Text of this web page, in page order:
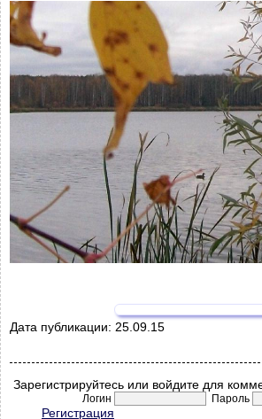
Дата публикации: 25.09.15
Зарегистрируйтесь или войдите для
Логин Пароль
Регистрация